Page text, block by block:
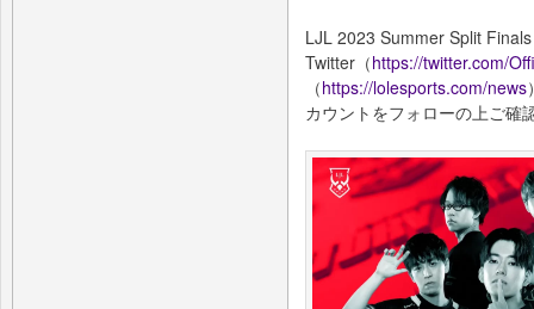
LJL 2023 Summer Split
Twitter（https://twitter.com/
（https://lolesports.com/news
カウントをフォローの上ご確